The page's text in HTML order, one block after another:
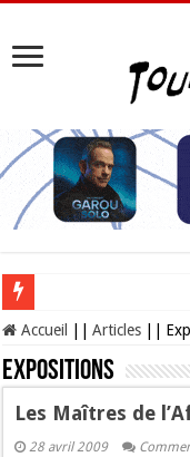
Les Nocturnes de la Cité de
Accueil Articles
Expositions
Les Maîtres de
28 avril 2009